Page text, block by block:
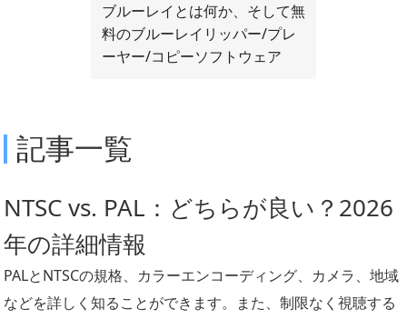
ブルーレイとは何か、そして無
料のブルーレイリッパー/プレ
ーヤー/コピーソフトウェア
記事一覧
NTSC vs. PAL：どちらが良い？2026
年の詳細情報
PALとNTSCの規格、カラーエンコーディング、カメラ、地域
などを詳しく知ることができます。また、制限なく視聴する